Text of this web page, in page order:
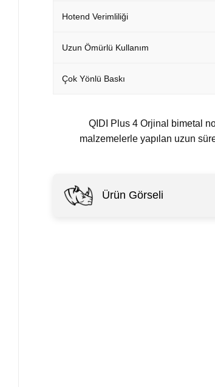
Hotend Verimliliği
Uzun Ömürlü Kullanım
Çok Yönlü Baskı
QIDI Plus 4 Orjinal bimetal
malzemelerle yapılan uzun
Ürün Görseli